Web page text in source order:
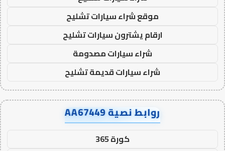
موقع شراء سيارات تشليح
ارقام يشترون سيارات تشليح
شراء سيارات مصدومة
شراء سيارات قديمة تشليح
روابط نصية AA67449
كورة 365